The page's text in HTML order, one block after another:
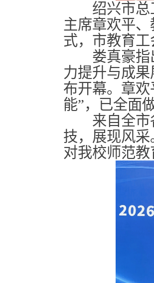
绍兴市总工
主席章欢平
式，市教育
娄真豪指出
力提升与成
布开幕。章
能”，已全面
来自全市各
技，展现风
对我校师范